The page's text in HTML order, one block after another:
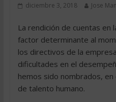
diciembre 3, 2018 Jose
La rendición de cuentas en
factor determinante al
los directivos de la
dificultades en el
hemos sido nombrados,
de talento humano.